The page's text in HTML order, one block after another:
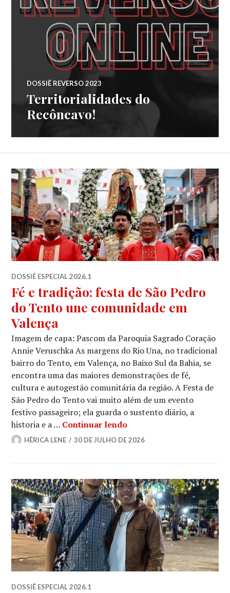
DOSSIÊ REVERSO 2023
Territorialidades do
Recôncavo!
DOSSIÊ ESPECIAL 2026.1
Fé e tradição: festa de São Pedro
do Tento une comunidade em
Valença
Imagem de capa: Pascom da Paroquia Sagrado Coração
Annie Veruschka As margens do Rio Una, no tradicional
bairro do Tento, em Valença, no Baixo Sul da Bahia, se
encontra uma das maiores demonstrações de fé,
cultura e autogestão comunitária da região. A Festa de
São Pedro do Tento vai muito além de um evento
festivo passageiro; ela guarda o sustento diário, a
historia e a … Continuar lendoFé e tradição: festa de
HÉRICA LENE 30 DE JULHO DE 2026
DOSSIÊ ESPECIAL 2026.1